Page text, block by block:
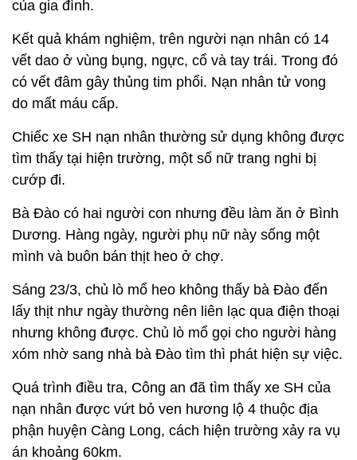
của gia đình.
Kết quả khám nghiệm, trên người nạn nhân có 14
vết dao ở vùng bụng, ngực, cổ và tay trái. Trong đó
có vết đâm gây thủng tim phổi. Nạn nhân tử vong
do mất máu cấp.
Chiếc xe SH nạn nhân thường sử dụng không được
tìm thấy tại hiện trường, một số nữ trang nghi bị
cướp đi.
Bà Đào có hai người con nhưng đều làm ăn ở Bình
Dương. Hàng ngày, người phụ nữ này sống một
mình và buôn bán thịt heo ở chợ.
Sáng 23/3, chủ lò mổ heo không thấy bà Đào đến
lấy thịt như ngày thường nên liên lạc qua điện thoại
nhưng không được. Chủ lò mổ gọi cho người hàng
xóm nhờ sang nhà bà Đào tìm thì phát hiện sự việc.
Quá trình điều tra, Công an đã tìm thấy xe SH của
nạn nhân được vứt bỏ ven hương lộ 4 thuộc địa
phận huyện Càng Long, cách hiện trường xảy ra vụ
án khoảng 60km.